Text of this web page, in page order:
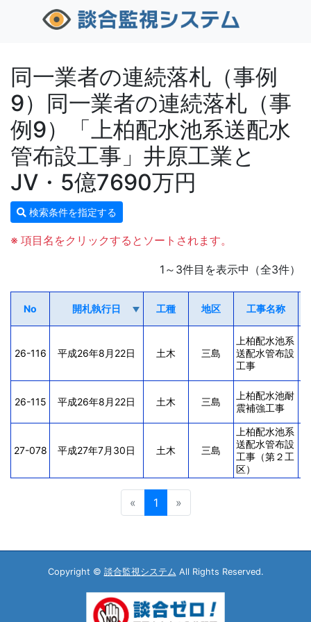
同一業者の連続落札（事例
9）同一業者の連続落札（事
例9）「上柏配水池系送配水
管布設工事」井原工業と
JV・5億7690万円
検索条件を指定する
※ 項目名をクリックするとソートされます。
1～3件目を表示中（全3件）
No 開札執行日 工種 地区 工事名称
26-116 平成26年8月22日 土木 三島
上柏配水池系
送配水管布設
工事
26-115 平成26年8月22日 土木 三島
上柏配水池耐
震補強工事
27-078 平成27年7月30日 土木 三島
上柏配水池系
送配水管布設
工事（第２工
区）
« 1 »
Copyright © 談合監視システム All Rights Reserved.